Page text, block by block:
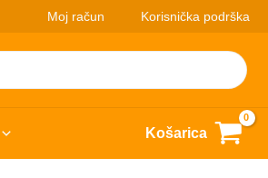
Moj račun Korisnička podrška
Košarica